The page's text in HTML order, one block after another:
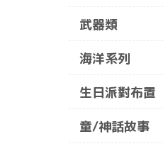
武器類
海洋系列
生日派對布置
童/神話故事